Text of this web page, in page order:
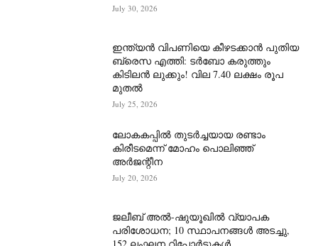
July 30, 2026
ഇന്ത്യൻ വിപണിയെ കീഴടക്കാന്‍ പുതിയ
ബ്രെസ എത്തി: ടർബോ കരുത്തും
കിടിലൻ ലുക്കും! വില 7.40 ലക്ഷം രൂപ
മുതൽ
July 25, 2026
ലോകകപ്പിൽ തുടർച്ചയായ രണ്ടാം
കിരീടമെന്ന് മോഹം പൊലിഞ്ഞ്
അർ‍ജന്റീന
July 20, 2026
ജലീബ് അൽ-ഷുയൂഖിൽ വ്യാപക
പരിശോധന; 10 സ്ഥാപനങ്ങൾ അടച്ചു,